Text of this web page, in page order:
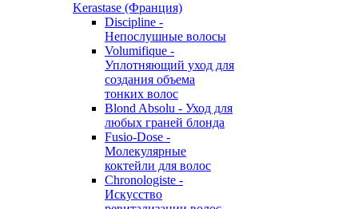
Kerastase (Франция)
Discipline -
Непослушные волосы
Volumifique -
Уплотняющий уход для
создания объема
тонких волос
Blond Absolu - Уход для
любых граней блонда
Fusio-Dose -
Молекулярные
коктейли для волос
Chronologiste -
Искусство